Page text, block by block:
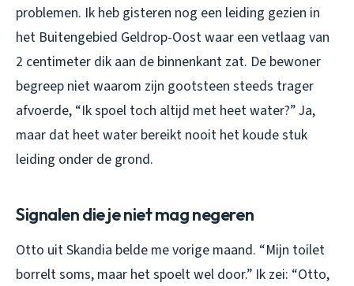
problemen. Ik heb gisteren nog een leiding gezien in
het Buitengebied Geldrop-Oost waar een vetlaag van
2 centimeter dik aan de binnenkant zat. De bewoner
begreep niet waarom zijn gootsteen steeds trager
afvoerde, “Ik spoel toch altijd met heet water?” Ja,
maar dat heet water bereikt nooit het koude stuk
leiding onder de grond.
Signalen die je niet mag negeren
Otto uit Skandia belde me vorige maand. “Mijn toilet
borrelt soms, maar het spoelt wel door.” Ik zei: “Otto,